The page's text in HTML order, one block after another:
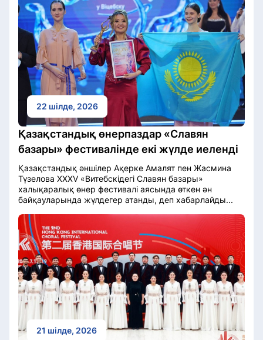
22 шілде, 2026
Қазақстандық өнерпаздар «Славян
базары» фестивалінде екі жүлде иеленді
Қазақстандық әншілер Ақерке Амалят пен Жасмина
Түзелова XXXV «Витебскідегі Славян базары»
халықаралық өнер фестивалі аясында өткен ән
байқауларында жүлдегер атанды, деп хабарлайды...
21 шілде, 2026